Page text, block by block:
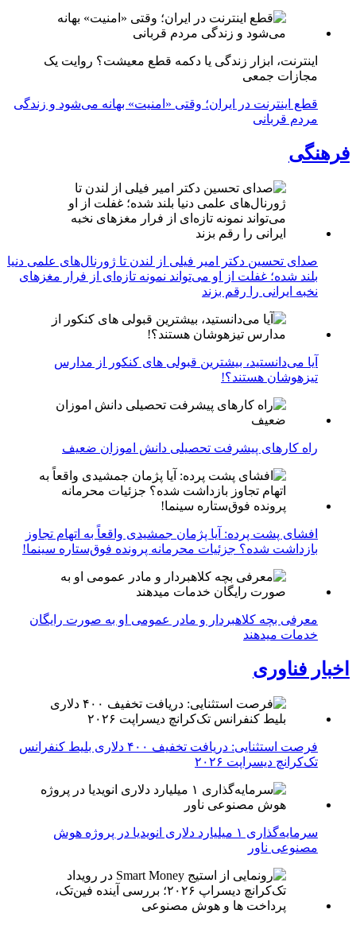
اینترنت، ابزار زندگی یا دکمه قطع معیشت؟ روایت یک
مجازات جمعی
قطع اینترنت در ایران؛ وقتی «امنیت» بهانه می‌شود و زندگی
مردم قربانی
فرهنگی
صدای تحسین دکتر امیر فیلی از لندن تا ژورنال‌های علمی دنیا
بلند شده؛ غفلت از او می‌تواند نمونه تازه‌ای از فرار مغزهای
نخبه ایرانی را رقم بزند
آیا می‌دانستید، بیشترین قبولی های کنکور از مدارس
تیزهوشان هستند؟!
راه کارهای پیشرفت تحصیلی دانش اموزان ضعیف
افشای پشت پرده: آیا پژمان جمشیدی واقعاً به اتهام تجاوز
بازداشت شده؟ جزئیات محرمانه پرونده فوق‌ستاره سینما!
معرفی بچه کلاهبردار و مادر عمومی او به صورت رایگان
خدمات میدهند
اخبار فناوری
فرصت استثنایی: دریافت تخفیف ۴۰۰ دلاری بلیط کنفرانس
تک‌کرانچ دیسراپت ۲۰۲۶
سرمایه‌گذاری ۱ میلیارد دلاری انویدیا در پروژه هوش
مصنوعی ناور